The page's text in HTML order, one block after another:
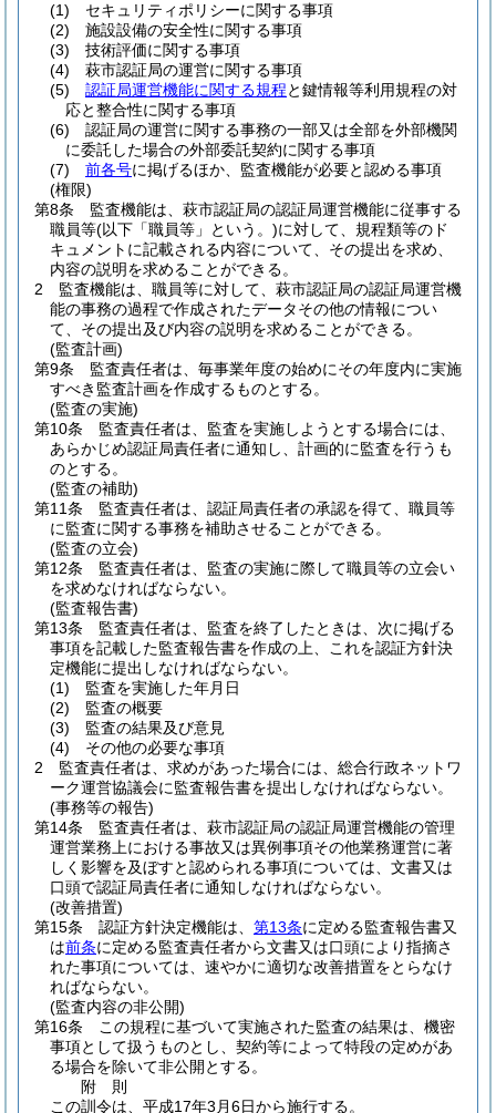
(1)
セキュリティポリシーに関する事項
(2)
施設設備の安全性に関する事項
(3)
技術評価に関する事項
(4)
萩市認証局の運営に関する事項
(5)
認証局運営機能に関する規程と鍵情報等利用規程の対
応と整合性に関する事項
(6)
認証局の運営に関する事務の一部又は全部を外部機関
に委託した場合の外部委託契約に関する事項
(7)
前各号に掲げるほか、監査機能が必要と認める事項
(権限)
第8条
監査機能は、萩市認証局の認証局運営機能に従事する
職員等(以下「職員等」という。)に対して、規程類等のド
キュメントに記載される内容について、その提出を求め、
内容の説明を求めることができる。
2
監査機能は、職員等に対して、萩市認証局の認証局運営機
能の事務の過程で作成されたデータその他の情報につい
て、その提出及び内容の説明を求めることができる。
(監査計画)
第9条
監査責任者は、毎事業年度の始めにその年度内に実施
すべき監査計画を作成するものとする。
(監査の実施)
第10条
監査責任者は、監査を実施しようとする場合には、
あらかじめ認証局責任者に通知し、計画的に監査を行うも
のとする。
(監査の補助)
第11条
監査責任者は、認証局責任者の承認を得て、職員等
に監査に関する事務を補助させることができる。
(監査の立会)
第12条
監査責任者は、監査の実施に際して職員等の立会い
を求めなければならない。
(監査報告書)
第13条
監査責任者は、監査を終了したときは、次に掲げる
事項を記載した監査報告書を作成の上、これを認証方針決
定機能に提出しなければならない。
(1)
監査を実施した年月日
(2)
監査の概要
(3)
監査の結果及び意見
(4)
その他の必要な事項
2
監査責任者は、求めがあった場合には、総合行政ネットワ
ーク運営協議会に監査報告書を提出しなければならない。
(事務等の報告)
第14条
監査責任者は、萩市認証局の認証局運営機能の管理
運営業務上における事故又は異例事項その他業務運営に著
しく影響を及ぼすと認められる事項については、文書又は
口頭で認証局責任者に通知しなければならない。
(改善措置)
第15条
認証方針決定機能は、 第13条に定める監査報告書又
は前条に定める監査責任者から文書又は口頭により指摘さ
れた事項については、速やかに適切な改善措置をとらなけ
ればならない。
(監査内容の非公開)
第16条
この規程に基づいて実施された監査の結果は、機密
事項として扱うものとし、契約等によって特段の定めがあ
る場合を除いて非公開とする。
附 則
この訓令は、平成17年3月6日から施行する。